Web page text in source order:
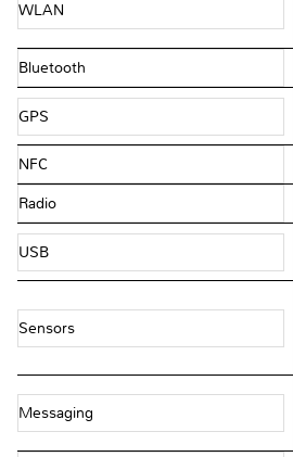
WLAN
Bluetooth
GPS
NFC
Radio
USB
Sensors
Messaging